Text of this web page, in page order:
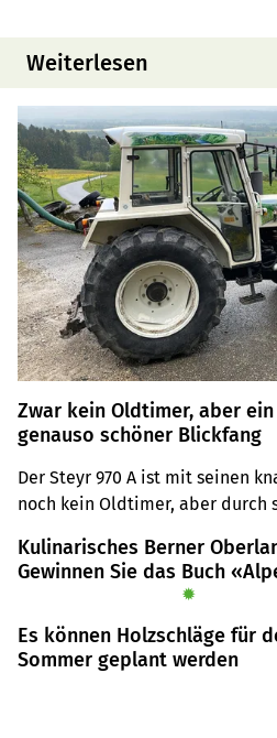
Weiterlesen
Zwar kein Oldtimer, aber ein
genauso schöner Blickfang
Der Steyr 970 A ist mit seinen
noch kein Oldtimer, aber durch
hat, gezeigt zu werden. Das
Howald aus dem Berner Arch,
Kulinarisches Berner
Gewinnen Sie das Buch
✹
Es können Holzschläge für
Sommer geplant werden